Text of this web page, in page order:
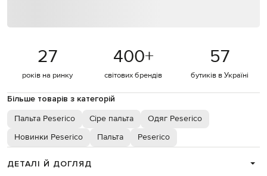
27
років на ринку
400+
світових брендів
57
бутиків в Україні
Більше товарів з категорій
Пальта Peserico Сіре пальта
Одяг Peserico
Новинки Peserico
Пальта Peserico
ДЕТАЛІ Й ДОГЛЯД